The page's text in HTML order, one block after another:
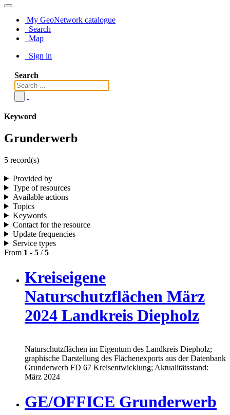
My GeoNetwork catalogue
Search
Map
Sign in
Search
Keyword
Grunderwerb
5 record(s)
Provided by
Type of resources
Available actions
Topics
Keywords
Contact for the resource
Update frequencies
Service types
From 1 - 5 /5
Kreiseigene
Naturschutzflächen März
2024 Landkreis Diepholz
Naturschutzflächen im Eigentum des Landkreis Diepholz;
graphische Darstellung des Flächenexports aus der Datenbank
Grunderwerb FD 67 Kreisentwicklung; Aktualitätsstand:
März 2024
GE/OFFICE Grunderwerb